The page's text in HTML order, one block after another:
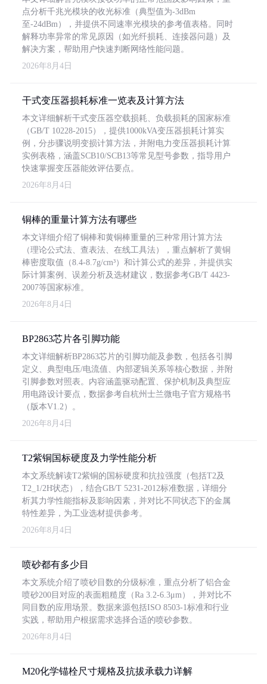
点分析千兆光模块的收光标准（典型值为-3dBm
至-24dBm），并提供不同速率光模块的参考值表格。同时
解释功率异常的常见原因（如光纤损耗、连接器问题）及
解决方案，帮助用户快速判断网络性能问题。
2026年8月4日
干式变压器损耗标准一览表及计算方法
本文详细解析干式变压器空载损耗、负载损耗的国家标准
（GB/T 10228-2015），提供1000kVA变压器损耗计算实
例，分步骤说明变损计算方法，并附电力变压器损耗计算
实例表格，涵盖SCB10/SCB13等常见型号参数，指导用户
快速掌握变压器能效评估要点。
2026年8月4日
铜棒的重量计算方法有哪些
本文详细介绍了铜棒和黄铜棒重量的三种常用计算方法
（理论公式法、查表法、在线工具法），重点解析了黄铜
棒密度取值（8.4-8.7g/cm³）和计算公式的差异，并提供实
际计算案例、误差分析及选材建议，数据参考GB/T 4423-
2007等国家标准。
2026年8月4日
BP2863芯片各引脚功能
本文详细解析BP2863芯片的引脚功能及参数，包括各引脚
定义、典型电压/电流值、内部逻辑关系等核心数据，并附
引脚参数对照表。内容涵盖驱动配置、保护机制及典型应
用电路设计要点，数据参考自杭州士兰微电子官方规格书
（版本V1.2）。
2026年8月4日
T2紫铜国标硬度及力学性能分析
本文系统解读T2紫铜的国标硬度和抗拉强度（包括T2及
T2_1/2H状态），结合GB/T 5231-2012标准数据，详细分
析其力学性能指标及影响因素，并对比不同状态下的金属
特性差异，为工业选材提供参考。
2026年8月4日
喷砂都有多少目
本文系统介绍了喷砂目数的分级标准，重点分析了铝合金
喷砂200目对应的表面粗糙度（Ra 3.2-6.3μm），并对比不
同目数的应用场景。数据来源包括ISO 8503-1标准和行业
实践，帮助用户根据需求选择合适的喷砂参数。
2026年8月4日
M20化学锚栓尺寸规格及抗拔承载力详解